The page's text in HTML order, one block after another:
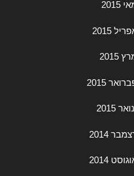
2015
2015
2015
2015
2015
2014
2014